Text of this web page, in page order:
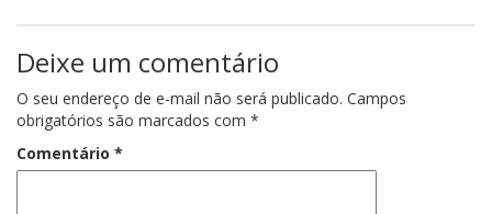
Deixe um comentário
O seu endereço de e-mail não será publicado. Campos
obrigatórios são marcados com *
Comentário *